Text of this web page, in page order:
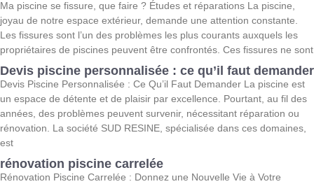
Ma piscine se fissure, que faire ? Études et réparations La piscine,
joyau de notre espace extérieur, demande une attention constante.
Les fissures sont l’un des problèmes les plus courants auxquels les
propriétaires de piscines peuvent être confrontés. Ces fissures ne sont
Devis piscine personnalisée : ce qu’il faut demander
Devis Piscine Personnalisée : Ce Qu’il Faut Demander La piscine est
un espace de détente et de plaisir par excellence. Pourtant, au fil des
années, des problèmes peuvent survenir, nécessitant réparation ou
rénovation. La société SUD RESINE, spécialisée dans ces domaines,
est
rénovation piscine carrelée
Rénovation Piscine Carrelée : Donnez une Nouvelle Vie à Votre